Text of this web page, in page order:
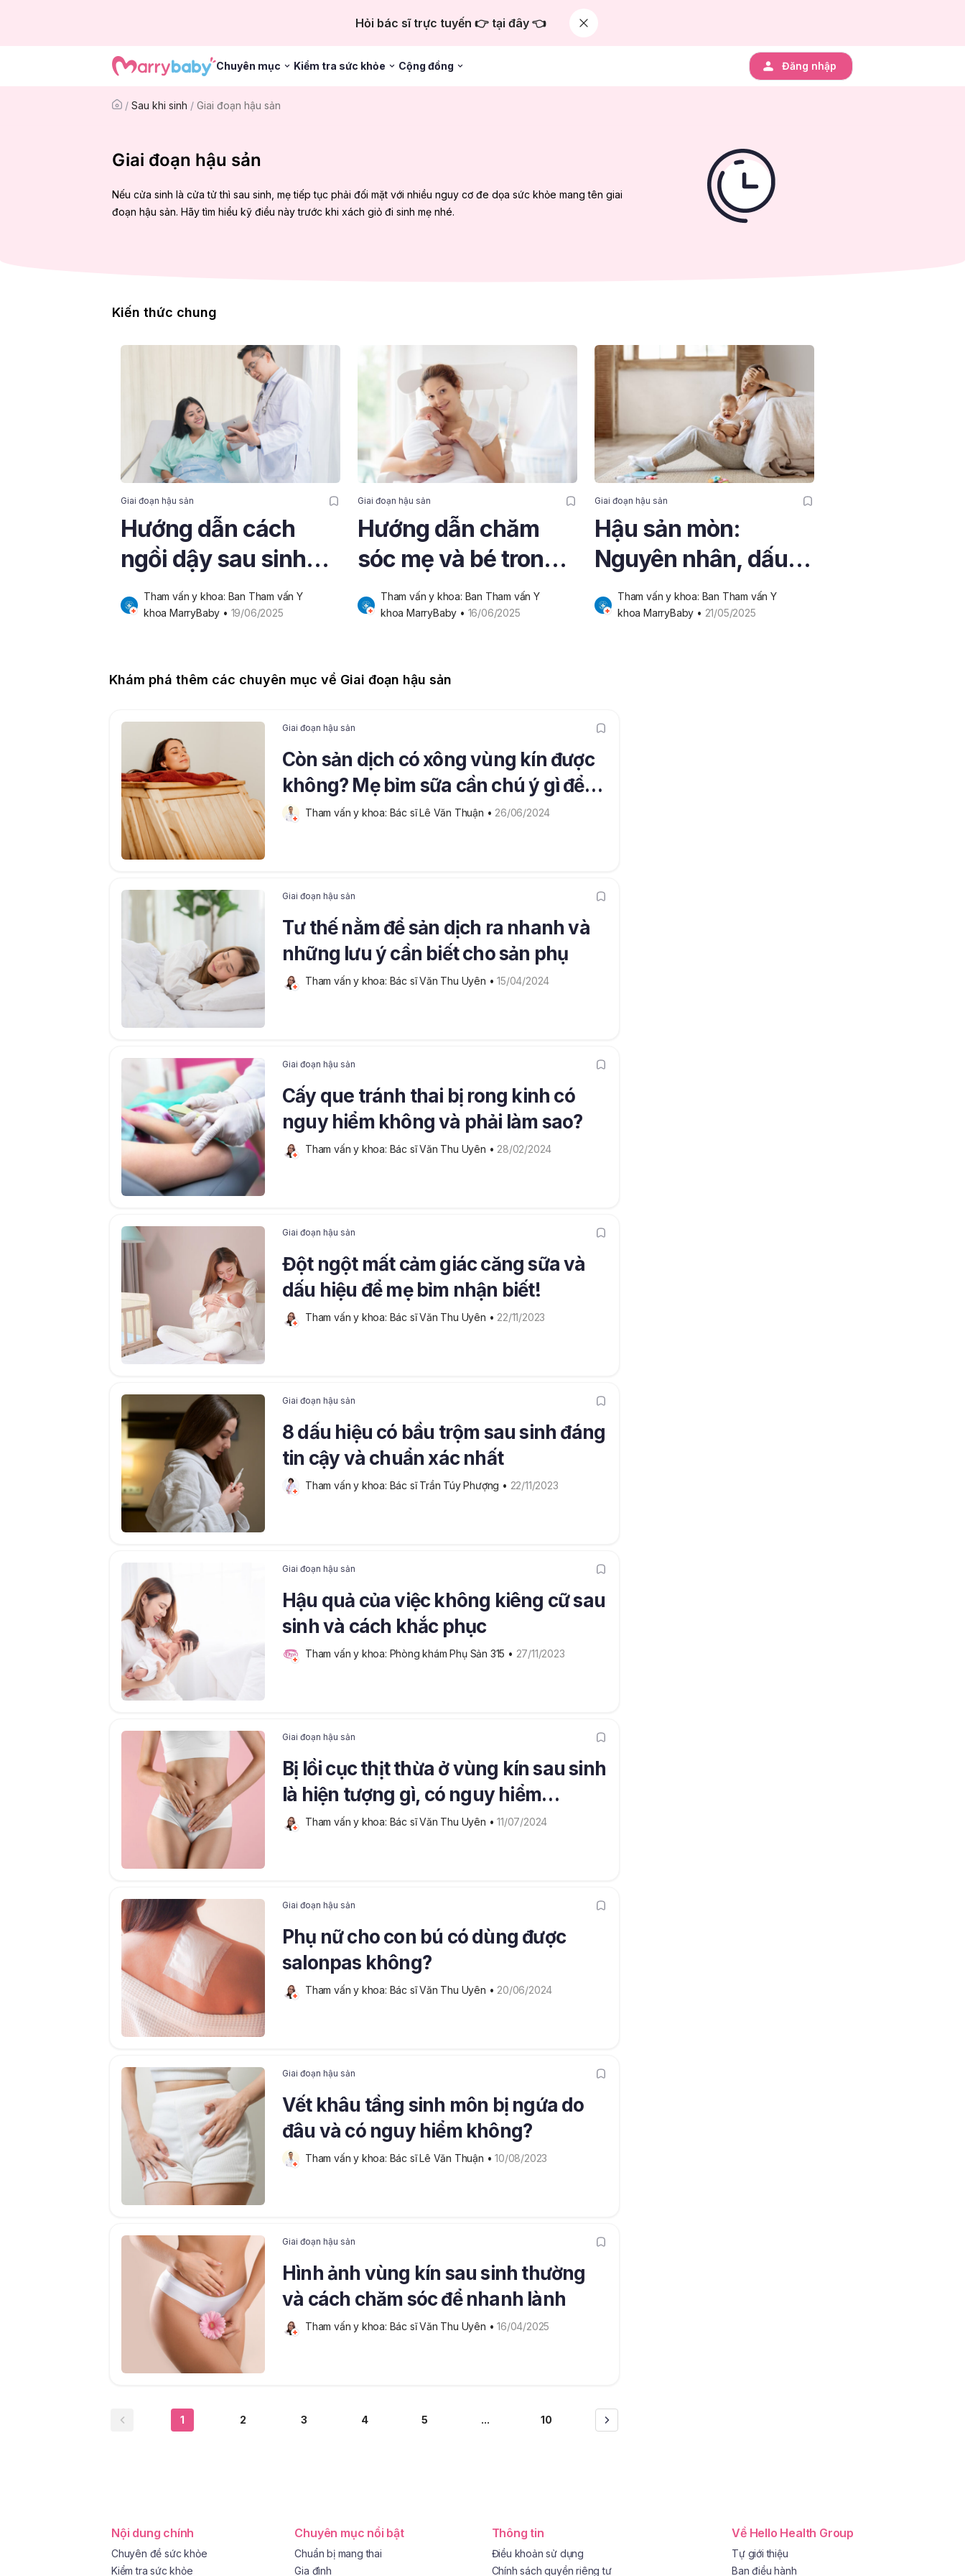
Hỏi bác sĩ trực tuyến 👉 tại đây 👈
Chuyên mục Kiểm tra sức khỏe Cộng đồng Đăng nhập
/ Sau khi sinh / Giai đoạn hậu sản
Giai đoạn hậu sản
Nếu cửa sinh là cửa tử thì sau sinh, mẹ tiếp tục phải đối mặt với nhiều nguy cơ đe dọa sức khỏe mang tên giai
đoạn hậu sản. Hãy tìm hiểu kỹ điều này trước khi xách giỏ đi sinh mẹ nhé.
Kiến thức chung
Giai đoạn hậu sản
Hướng dẫn cách
ngồi dậy sau sinh
mổ an toàn, tránh
đau nhức
Tham vấn y khoa: Ban Tham vấn Y
khoa MarryBaby • 19/06/2025
Giai đoạn hậu sản
Hướng dẫn chăm
sóc mẹ và bé trong
tuần đầu tiên khi
sinh
Tham vấn y khoa: Ban Tham vấn Y
khoa MarryBaby • 16/06/2025
Giai đoạn hậu sản
Hậu sản mòn:
Nguyên nhân, dấu
hiệu và phương
pháp phục hồi
Tham vấn y khoa: Ban Tham vấn Y
khoa MarryBaby • 21/05/2025
Khám phá thêm các chuyên mục về Giai đoạn hậu sản
Giai đoạn hậu sản
Còn sản dịch có xông vùng kín được
không? Mẹ bỉm sữa cần chú ý gì để
bảo đảm an toàn?
Tham vấn y khoa: Bác sĩ Lê Văn Thuận • 26/06/2024
Giai đoạn hậu sản
Tư thế nằm để sản dịch ra nhanh và
những lưu ý cần biết cho sản phụ
Tham vấn y khoa: Bác sĩ Văn Thu Uyên • 15/04/2024
Giai đoạn hậu sản
Cấy que tránh thai bị rong kinh có
nguy hiểm không và phải làm sao?
Tham vấn y khoa: Bác sĩ Văn Thu Uyên • 28/02/2024
Giai đoạn hậu sản
Đột ngột mất cảm giác căng sữa và
dấu hiệu để mẹ bỉm nhận biết!
Tham vấn y khoa: Bác sĩ Văn Thu Uyên • 22/11/2023
Giai đoạn hậu sản
8 dấu hiệu có bầu trộm sau sinh đáng
tin cậy và chuẩn xác nhất
Tham vấn y khoa: Bác sĩ Trần Túy Phượng • 22/11/2023
Giai đoạn hậu sản
Hậu quả của việc không kiêng cữ sau
sinh và cách khắc phục
Tham vấn y khoa: Phòng khám Phụ Sản 315 • 27/11/2023
Giai đoạn hậu sản
Bị lồi cục thịt thừa ở vùng kín sau sinh
là hiện tượng gì, có nguy hiểm
không?
Tham vấn y khoa: Bác sĩ Văn Thu Uyên • 11/07/2024
Giai đoạn hậu sản
Phụ nữ cho con bú có dùng được
salonpas không?
Tham vấn y khoa: Bác sĩ Văn Thu Uyên • 20/06/2024
Giai đoạn hậu sản
Vết khâu tầng sinh môn bị ngứa do
đâu và có nguy hiểm không?
Tham vấn y khoa: Bác sĩ Lê Văn Thuận • 10/08/2023
Giai đoạn hậu sản
Hình ảnh vùng kín sau sinh thường
và cách chăm sóc để nhanh lành
Tham vấn y khoa: Bác sĩ Văn Thu Uyên • 16/04/2025
1 2 3 4 5 ... 10
Nội dung chính
Chuyên đề sức khỏe
Kiểm tra sức khỏe
Chuyên mục nổi bật
Chuẩn bị mang thai
Gia đình
Thông tin
Điều khoản sử dụng
Chính sách quyền riêng tư
Về Hello Health Group
Tự giới thiệu
Ban điều hành